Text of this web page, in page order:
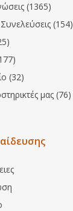
(1365)
(154)
(32)
μας (76)